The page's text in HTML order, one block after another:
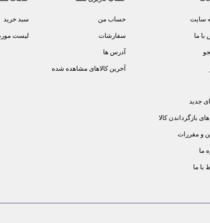
سایت
با ما
جدید
بازگرداندن کالا
و مقررات
ما
با ما
حساب من
سفارشات
آدرس ها
آخرین کالاهای مشاهده شده
سبد خرید
لیست